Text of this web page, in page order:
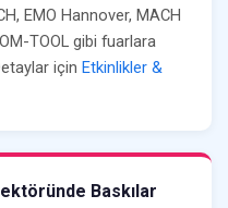
EMO Hannover, MACH
TOOL gibi fuarlara
için Etkinlikler &
Baskılar